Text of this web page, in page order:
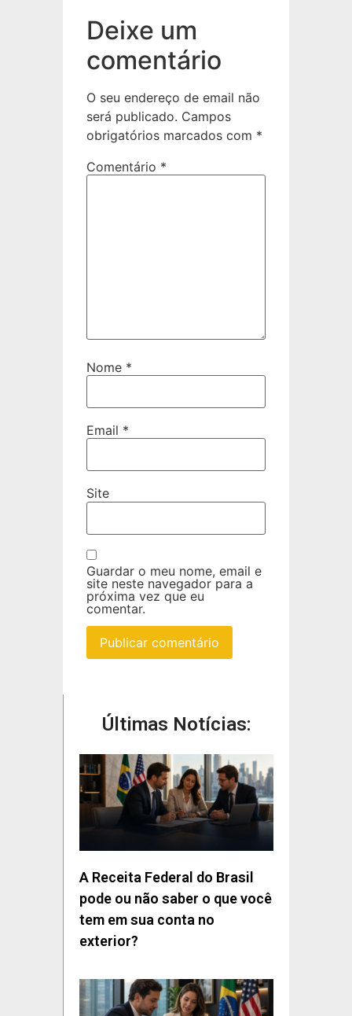
Deixe um
comentário
O seu endereço de email não
será publicado. Campos
obrigatórios marcados com *
Comentário *
Nome *
Email *
Site
Guardar o meu nome, email e
site neste navegador para a
próxima vez que eu
comentar.
Últimas Notícias:
A Receita Federal do Brasil
pode ou não saber o que você
tem em sua conta no
exterior?